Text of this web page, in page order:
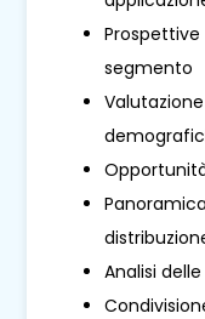
segmento
Analisi